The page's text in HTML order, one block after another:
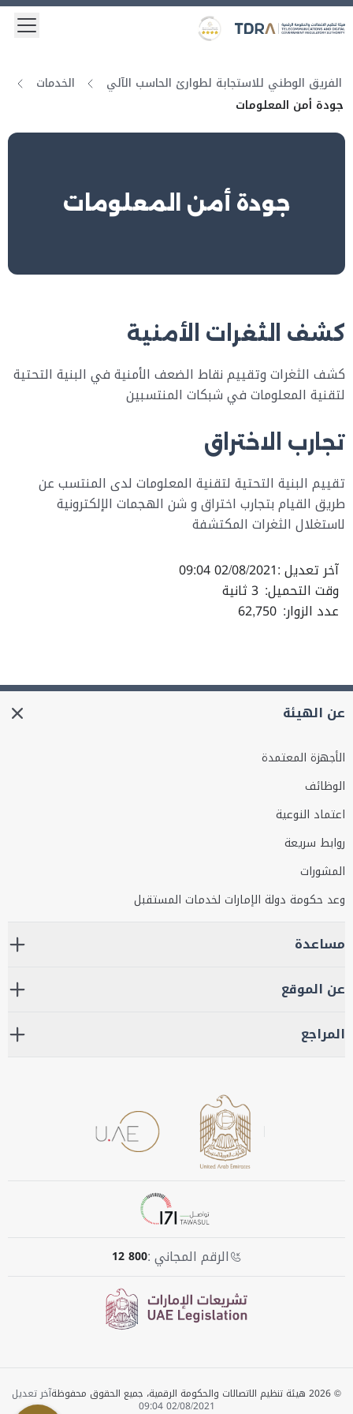
Logo
Gold star Logo
الفريق الوطني للاستجابة لطوارئ الحاسب الآلي
الخدمات
جودة أمن المعلومات
جودة أمن المعلومات
كشف الثغرات الأمنية
كشف الثغرات وتقييم نقاط الضعف الأمنية في البنية التحتية
لتقنية المعلومات في شبكات المنتسبين
تجارب الاختراق
تقييم البنية التحتية لتقنية المعلومات لدى المنتسب عن
طريق القيام بتجارب اختراق و شن الهجمات الإلكترونية
لاستغلال الثغرات المكتشفة
آخر تعديل :02/08/2021 09:04
وقت التحميل: 3 ثانية
عدد الزوار: 62,750
عن الهيئة
الأجهزة المعتمدة
الوظائف
اعتماد النوعية
روابط سريعة
المشورات
وعد حكومة دولة الإمارات لخدمات المستقبل
مساعدة
عن الموقع
المراجع
الرقم المجاني :800 12
© 2026 هيئة تنظيم الاتصالات والحكومة الرقمية، جميع الحقوق محفوظة آخر تعديل
02/08/2021 09:04